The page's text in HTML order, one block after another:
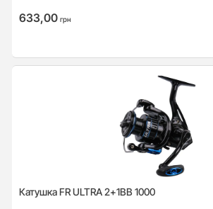
633,00 грн
Катушка FR ULTRA 2+1BB 1000